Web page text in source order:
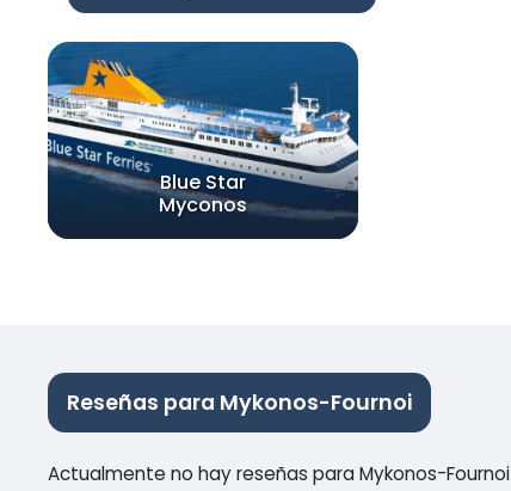
Blue Star
Myconos
Reseñas para Mykonos-Fournoi
Actualmente no hay reseñas para Mykonos-Fournoi